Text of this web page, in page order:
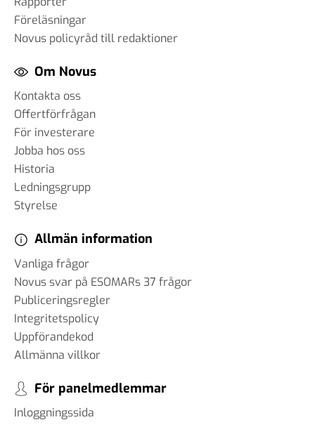
Föreläsningar
Novus policyråd till redaktioner
Om Novus
Kontakta oss
Offertförfrågan
För investerare
Jobba hos oss
Historia
Ledningsgrupp
Styrelse
Allmän information
Vanliga frågor
Novus svar på ESOMARs 37 frågor
Publiceringsregler
Integritetspolicy
Uppförandekod
Allmänna villkor
För panelmedlemmar
Inloggningssida